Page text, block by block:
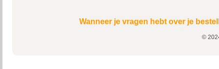
Wanneer je vragen hebt over je
©